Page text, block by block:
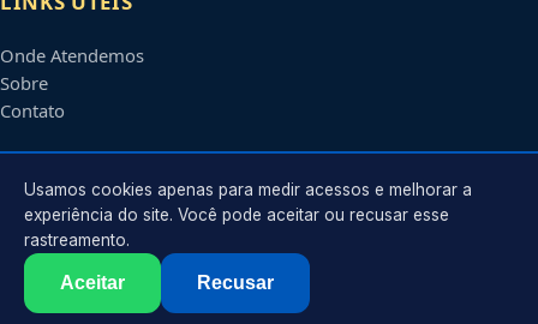
Onde Atendemos
Sobre
Contato
CONTATO
Atendimento em
contato@guinchossuzano.com.br
2026 Suzano
. Todos os direitos reservados.
Usamos cookies apenas para medir acessos e melhorar a
experiência do site. Você pode aceitar ou recusar esse
rastreamento.
Aceitar Recusar